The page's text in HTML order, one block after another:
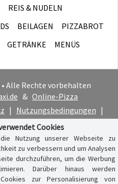
REIS & NUDELN
BEILAGEN
PIZZABROT
GETRÄNKE MENÜS
Alle Rechte vorbehalten
& Online-Pizza
| Nutzungsbedingungen |
Hinweis
Cookies
Nutzung unserer Webseite zu
zu verbessern und um Analysen
durchzuführen, um die Werbung
Darüber hinaus werden
zur Personalisierung von